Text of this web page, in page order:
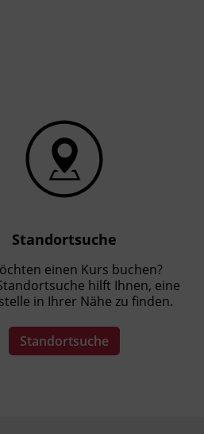
Standortsuche
einen Kurs buchen?
hilft Ihnen, eine
in Ihrer Nähe zu finden.
Standortsuche